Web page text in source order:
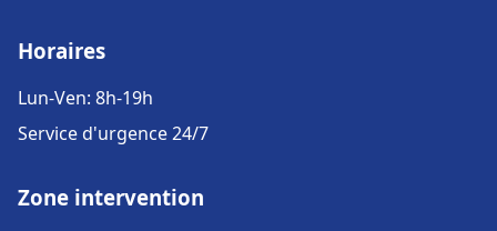
Horaires
Lun-Ven: 8h-19h
Service d'urgence 24/7
Zone intervention